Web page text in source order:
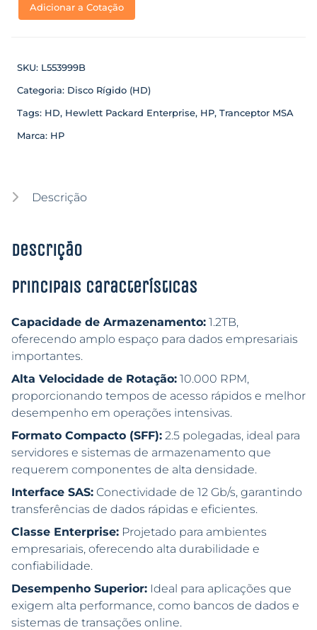
Adicionar a Cotação
SKU: L553999B
Categoria: Disco Rígido (HD)
Tags: HD, Hewlett Packard Enterprise, HP, Tranceptor MSA
Marca: HP
Descrição
Descrição
Principais características
Capacidade de Armazenamento: 1.2TB,
oferecendo amplo espaço para dados empresariais
importantes.
Alta Velocidade de Rotação: 10.000 RPM,
proporcionando tempos de acesso rápidos e melhor
desempenho em operações intensivas.
Formato Compacto (SFF): 2.5 polegadas, ideal para
servidores e sistemas de armazenamento que
requerem componentes de alta densidade.
Interface SAS: Conectividade de 12 Gb/s, garantindo
transferências de dados rápidas e eficientes.
Classe Enterprise: Projetado para ambientes
empresariais, oferecendo alta durabilidade e
confiabilidade.
Desempenho Superior: Ideal para aplicações que
exigem alta performance, como bancos de dados e
sistemas de transações online.